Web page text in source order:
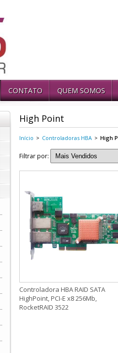
CONTATO QUEM SOMOS
High Point
Início > Controladoras HBA > High
Filtrar por:
Controladora HBA RAID SATA
HighPoint, PCI-E x8 256Mb,
RocketRAID 3522